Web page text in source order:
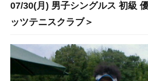
07/30(月) 男子シングルス 初級
ッツテニスクラブ＞